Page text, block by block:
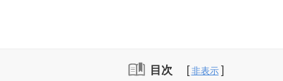
目次